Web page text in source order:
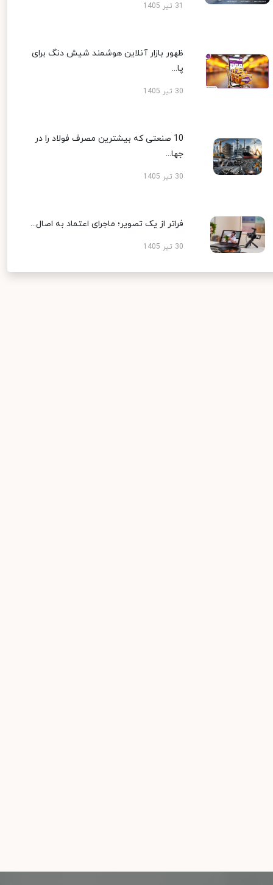
ظهور بازار آنلاین هوشمند شیش دنگ برای
پا...
30 تیر 1405
10 صنعتی که بیشترین مصرف فولاد را در
جها...
30 تیر 1405
فراتر از یک تصویر؛ ماجرای اعتماد به اصال...
30 تیر 1405